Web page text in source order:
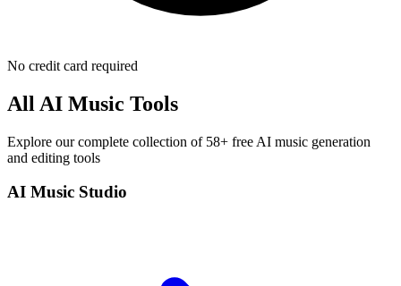
No credit card required
All AI Music Tools
Explore our complete collection of 58+ free AI music generation
and editing tools
AI Music Studio